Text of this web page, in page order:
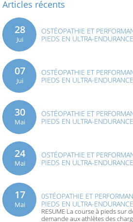
Articles récents
28
Jui
OSTÉOPATHIE ET
PIEDS EN ULTRA-
07
Jui
OSTÉOPATHIE ET
PIEDS EN ULTRA-
30
Mai
OSTÉOPATHIE ET
PIEDS EN ULTRA-
24
Mai
OSTÉOPATHIE ET
PIEDS EN ULTRA-
17
Mai
0STÉOPATHIE ET
PIEDS EN ULTRA-
RESUME La course à pieds sur
demande aux athlètes des